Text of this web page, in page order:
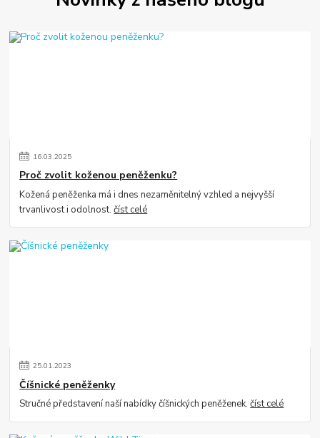
16.03.2025
Proč zvolit koženou peněženku?
Kožená peněženka má i dnes nezaměnitelný vzhled a nejvyšší
trvanlivost i odolnost.číst celé
25.01.2023
Číšnické peněženky
Stručné představení naší nabídky číšnických peněženek.číst celé